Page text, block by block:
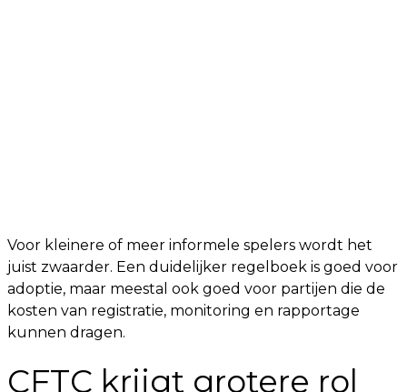
Voor kleinere of meer informele spelers wordt het
juist zwaarder. Een duidelijker regelboek is goed voor
adoptie, maar meestal ook goed voor partijen die de
kosten van registratie, monitoring en rapportage
kunnen dragen.
CFTC krijgt grotere rol